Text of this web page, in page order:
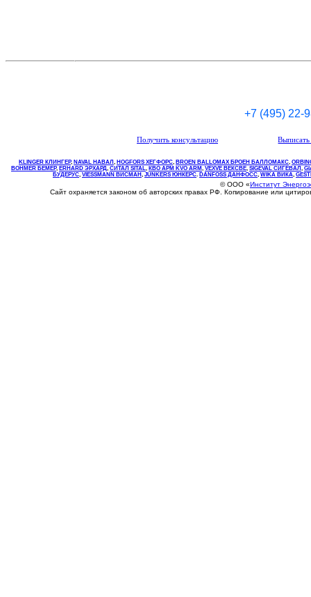
+7 (495) 22-
Получить консультацию
KLINGER КЛИНГЕР, NAVAL НАВАЛ , НOGFORS ХЕГФОРС, BROEN BALLOMAX БРОЕН БАЛЛОМАКС,
BOHMER БЕМЕР, ERHARD ЭРХАРД, СИТАЛ SITAL, КВО АРМ KVO ARM, VEXVE ВЕКСВЕ, SIGEVAL СИГЕВАЛ ,
БУДЕРУС, VIESSMANN ВИСМАН , JUNKERS ЮНКЕРС. DANFOSS ДАНФОСС, WIKA ВИКА,
© ООО «Институт
Сайт охраняется законом об авторских правах РФ. Копирование или